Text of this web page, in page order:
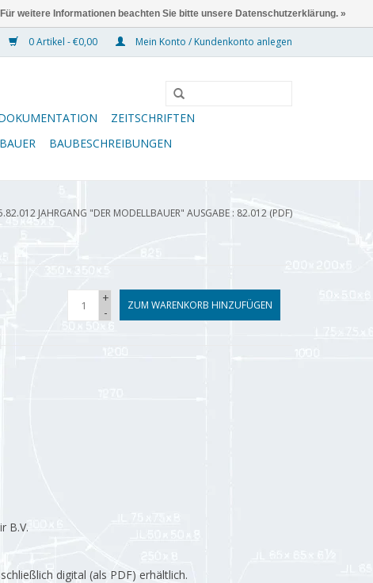
0 Artikel - €0,00 Mein Konto / Kundenkonto anlegen
ZEITSCHRIFTEN
BAUBESCHREIBUNGEN
JAHRGANG "DER MODELLBAUER" AUSGABE : 82.012 (PDF)
+
-
ZUM WARENKORB HINZUFÜGEN
B.V.
digital (als PDF) erhältlich.
Für weitere Informationen beachten Sie bitte unsere Datenschutzerklärung. »